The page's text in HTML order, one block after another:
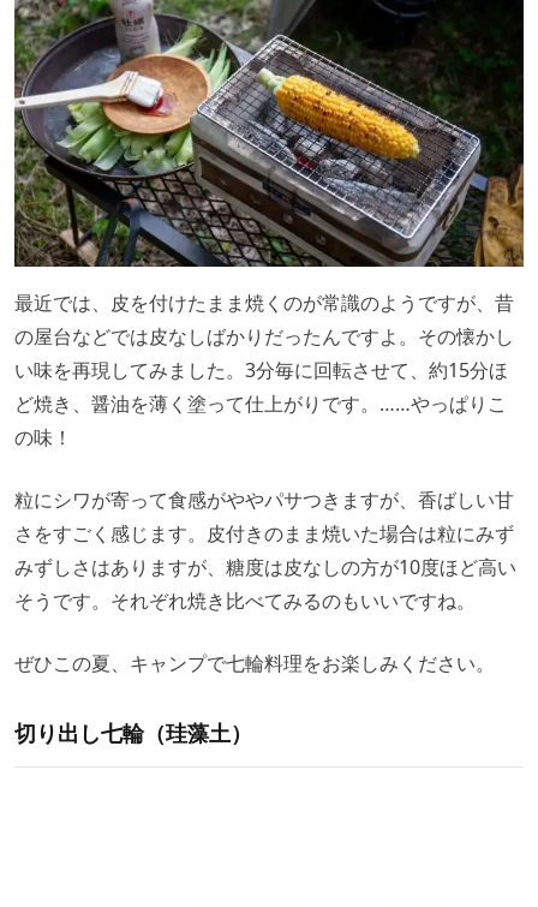
最近では、皮を付けたまま焼くのが常識のようですが、昔
の屋台などでは皮なしばかりだったんですよ。その懐かし
い味を再現してみました。3分毎に回転させて、約15分ほ
ど焼き、醤油を薄く塗って仕上がりです。……やっぱりこ
の味！
粒にシワが寄って食感がややパサつきますが、香ばしい甘
さをすごく感じます。皮付きのまま焼いた場合は粒にみず
みずしさはありますが、糖度は皮なしの方が10度ほど高い
そうです。それぞれ焼き比べてみるのもいいですね。
ぜひこの夏、キャンプで七輪料理をお楽しみください。
切り出し七輪（珪藻土）